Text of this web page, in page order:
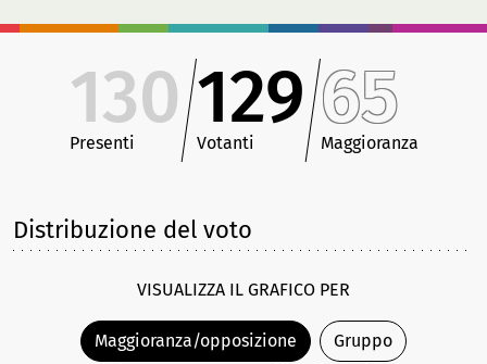
130
Presenti
129
Votanti
65
Maggioranza
Distribuzione del voto
VISUALIZZA IL GRAFICO PER
Maggioranza/opposizione Gruppo